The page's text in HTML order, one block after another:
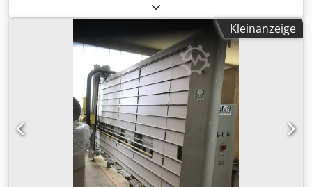
voll funktionsfähig
1’600 mm, Sägeblattdurchmesser:250 mm, Leergewicht:
55 mm, Kein Mindestpreis -
garantierter Verkauf zum höchsten Gebot! TECHNISCHE
DETAILS Max. Schnitthöhe vertikal: 1.600 mm Max.
Schnitthöhe horizontal: 1.550 mm Max. Schnitttiefe: 55 mm
Dsdpfx Aiozdzy Rsyjck Max. Sägeblattdurchmesser: 250
mm Achsenbohrung Sägeblattdurchmesser: 30 mm
MASCHINEN-DETAILS Spannung: 400 V Stromverbrauch:
6,6 A Sicherung: 16 A Leistung: 3,0 kW Abmessungen &
Gewicht Abmessungen (L x B x H): 4.200 x 1.200 x 2.450 mm
Gewicht: 500 kg Transportpakete: 1 AUSSTATTUNG
Horizontales Schneiden Vertikales Schneiden
Kleinanzeige